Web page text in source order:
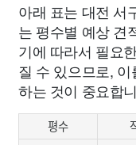
아래 표는 대전 서
는 평수별 예상 견
기에 따라서 필요
질 수 있으므로,
하는 것이 중요합
평수